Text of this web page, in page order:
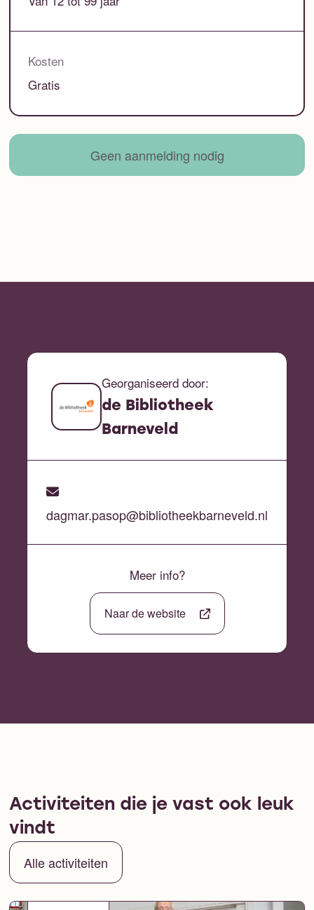
Kosten
Gratis
Geen aanmelding nodig
Georganiseerd door:
de Bibliotheek
Barneveld
dagmar.pasop@bibliotheekbarneveld.nl
Meer info?
Naar de website
Activiteiten die je vast ook leuk
vindt
Alle activiteiten